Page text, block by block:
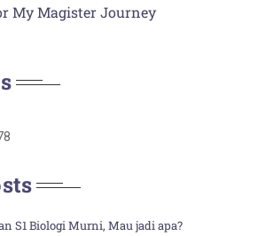
My Magister Journey
S1 Biologi Murni, Mau jadi apa?